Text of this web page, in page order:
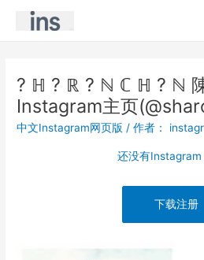
? ℍ ? ℝ ? ℕ ℂ ℍ ? ℕ
Instagram主页
中文Instagram网页版 / 作者：
还没有Instagram
下载注册